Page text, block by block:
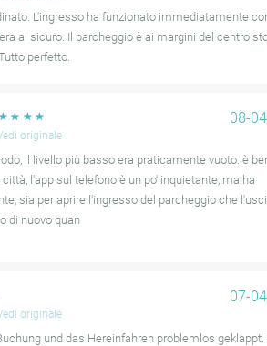
è molto apprezzata, con molti che la
e sicurezza in una posizione centrale di
L'ingresso ha funzionato immediatamente
al sicuro. Il parcheggio è ai margini del centro
perfetto.
☆ ☆ ☆ ☆
originale
il livello più basso era praticamente vuoto. è
l'app sul telefono è un po' inquietante, ma ha
sia per aprire l'ingresso del parcheggio che
di nuovo quan
08-
originale
und das Hereinfahren problemlos geklappt.
07-